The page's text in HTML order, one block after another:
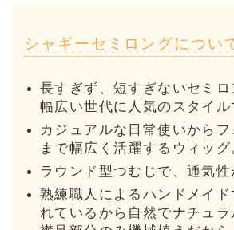
シャギーセミロングについ
長すぎず、短すぎないセミ
幅広い世代に人気のスタイル
カジュアルな日常使いから
まで幅広く活躍するウィッグ
ラウンド型つむじで、通気性
熟練職人によるハンドメイド
れているから自然でナチュラ